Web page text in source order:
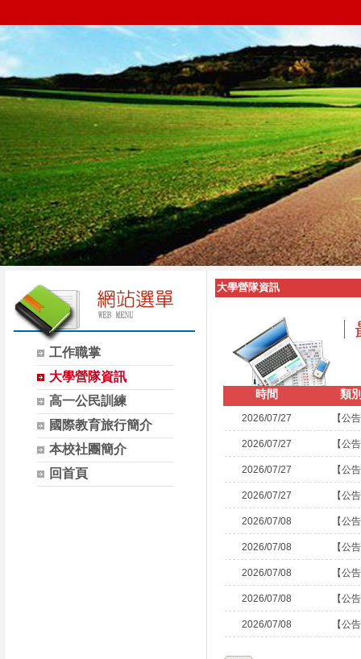
工作職掌
大學營隊資訊
高一公民訓練
國際教育旅行簡介
本校社團簡介
回首頁
大學營隊資訊
時間 類
2026/07/27 【公
2026/07/27 【公
2026/07/27 【公
2026/07/27 【公
2026/07/08 【公
2026/07/08 【公
2026/07/08 【公
2026/07/08 【公
2026/07/08 【公